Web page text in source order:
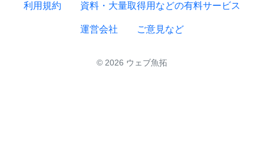
利用規約 資料・大量取得用などの有料サービス
運営会社 ご意見など
© 2026 ウェブ魚拓